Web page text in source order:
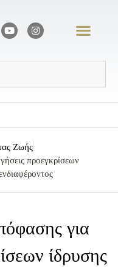
Ζωής
προεγκρίσεων
για
ίδρυσης